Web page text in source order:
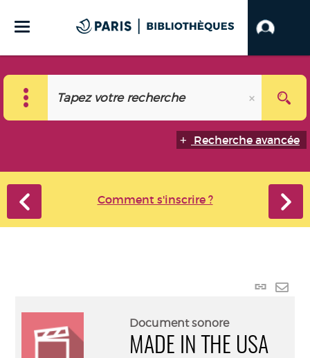
Recherche avancée
Comment s'inscrire ?
Lien
Document sonore
MADE IN THE USA